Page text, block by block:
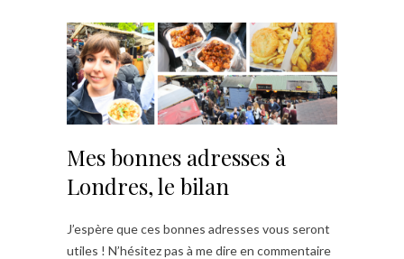
Mes bonnes adresses à
Londres, le bilan
J’espère que ces bonnes adresses vous seront
utiles ! N’hésitez pas à me dire en commentaire